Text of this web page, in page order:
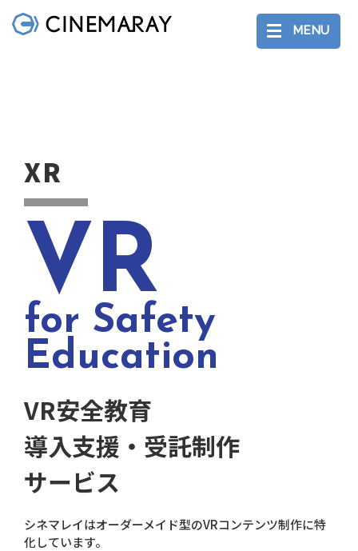
MENU
XR
VR
for Safety
Education
VR安全教育
導入支援・受託制作
サービス
シネマレイはオーダーメイド型のVRコンテンツ制作に特
化しています。